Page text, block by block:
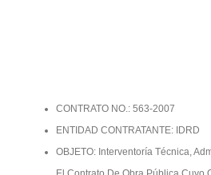
CONTRATO NO.: 563-2007
ENTIDAD CONTRATANTE: IDRD
OBJETO: Interventoría Técnica,